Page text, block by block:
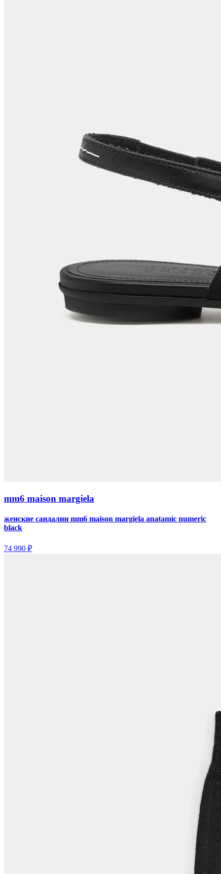
mm6 maison margiela
женские сандалии mm6 maison margiela anatamic numeric
black
74 990 ₽